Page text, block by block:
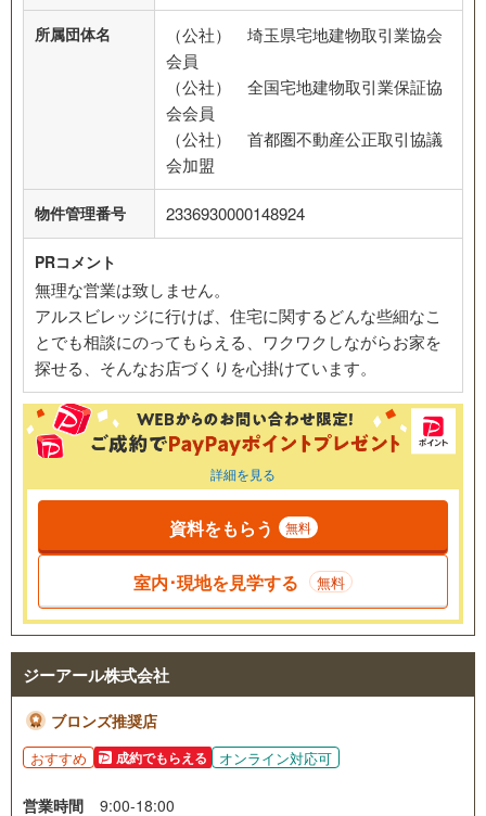
所属団体名
（公社） 埼玉県宅地建物取引業協会
会員
（公社） 全国宅地建物取引業保証協
会会員
（公社） 首都圏不動産公正取引協議
会加盟
物件管理番号 2336930000148924
PRコメント
無理な営業は致しません。
アルスビレッジに行けば、住宅に関するどんな些細なこ
とでも相談にのってもらえる、ワクワクしながらお家を
探せる、そんなお店づくりを心掛けています。
詳細を見る
資料をもらう 無料
室内･現地を見学する 無料
ジーアール株式会社
ブロンズ推奨店
おすすめ 成約でもらえる オンライン対応可
営業時間 9:00-18:00